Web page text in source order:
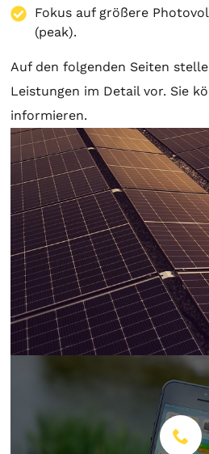
Fokus auf größere
(peak).
Auf den folgenden Seiten
Leistungen im Detail vor. Sie
informieren.